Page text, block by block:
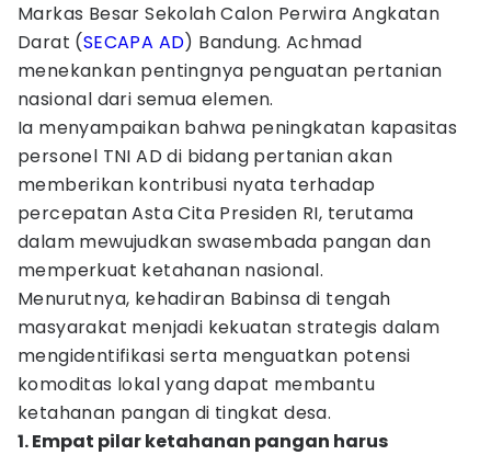
Markas Besar Sekolah Calon Perwira Angkatan
Darat (SECAPA AD) Bandung. Achmad
menekankan pentingnya penguatan pertanian
nasional dari semua elemen.
Ia menyampaikan bahwa peningkatan kapasitas
personel TNI AD di bidang pertanian akan
memberikan kontribusi nyata terhadap
percepatan Asta Cita Presiden RI, terutama
dalam mewujudkan swasembada pangan dan
memperkuat ketahanan nasional.
Menurutnya, kehadiran Babinsa di tengah
masyarakat menjadi kekuatan strategis dalam
mengidentifikasi serta menguatkan potensi
komoditas lokal yang dapat membantu
ketahanan pangan di tingkat desa.
1. Empat pilar ketahanan pangan harus